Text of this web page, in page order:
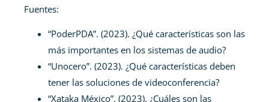
Fuentes:
“PoderPDA”. (2023). ¿Qué características son las
más importantes en los sistemas de audio?
“Unocero”. (2023). ¿Qué características deben
tener las soluciones de videoconferencia?
“Xataka México”. (2023). ¿Cuáles son las